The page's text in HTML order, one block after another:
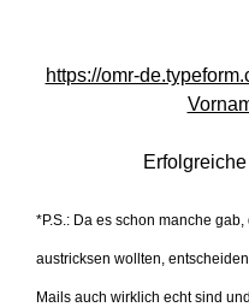
https://omr-
*P.S.: Da es schon manche
austricksen wollten,
Mails auch wirklich echt sind